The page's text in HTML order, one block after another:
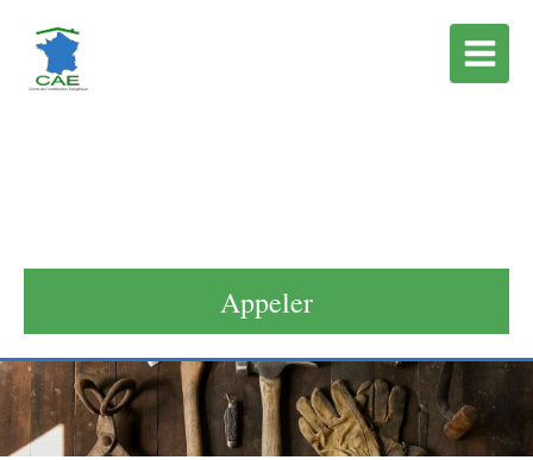
Appeler